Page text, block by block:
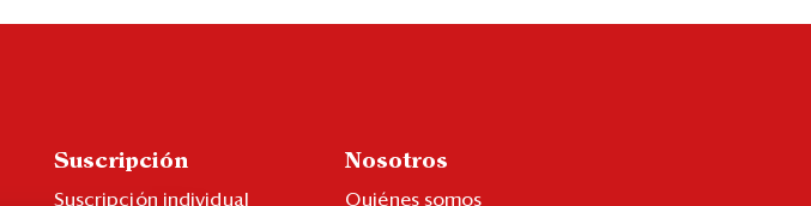
Suscripción
Suscripción individual
Nosotros
Quiénes somos